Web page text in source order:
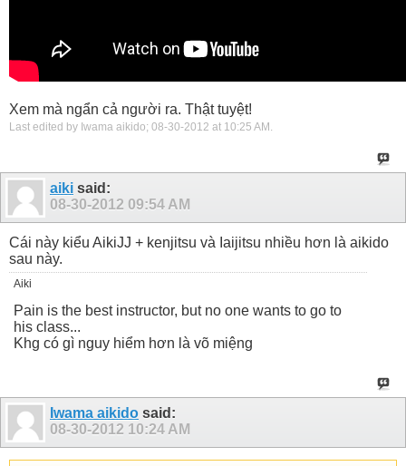
Xem mà ngẩn cả người ra. Thật tuyệt!
Last edited by Iwama aikido; 08-30-2012 at 10:25 AM .
aiki said:
08-30-2012 09:54 AM
Cái này kiểu AikiJJ + kenjitsu và Iaijitsu nhiều hơn là aikido
sau này.
Aiki
Pain is the best instructor, but no one wants to go to
his class...
Khg có gì nguy hiểm hơn là võ miệng
Iwama aikido said:
08-30-2012 10:24 AM